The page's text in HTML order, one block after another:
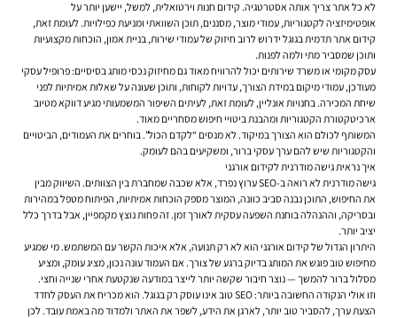
לא כל אתר צריך אותה אסטרטגיה. קידום חנות וירטואלית, למשל, יישען יותר על
אופטימיזציה לקטגוריות, עמודי מוצר, מסננים, תוכן השוואתי ומניעת כפילויות. לעומת זאת,
קידום אתר תדמית בגוגל ידרוש לרוב חיזוק של עמודי שירות, בניית אמון, הוכחות מקצועיות
ותוכן שמסביר מתי ולמה לפנות.
עסק מקומי או משרד שירותים יכול להרוויח מאוד גם מחיזוק נכסי מותג בסיסיים: פרופיל עסקי
מעודכן, עמודי מיקום במידת הצורך, עדויות לקוחות, ותוכן שעונה על שאלות אמיתיות לפני
שיחת המכירה. בחנויות אונליין, לעומת זאת, לעיתים השיפור המשמעותי מגיע דווקא מטיוב
ארכיטקטורת הקטגוריות ומהבנת ביטויי חיפוש מסחריים מאוד.
המשותף לכולם הוא הצורך במיקוד. לא מנסים “לקדם הכול”. בוחרים את העמודים, הביטויים
והקטגוריות שיש להם ערך עסקי ברור, ומשקיעים בהם לעומק.
איך נראית גישה מודרנית לקידום אורגני
גישה מודרנית לא רואה ב-SEO ערוץ נפרד, אלא שכבה שמחברת בין הצוותים. השיווק מבין
את החיפוש, התוכן נבנה סביב כוונה, המוצר מספק הוכחות אמיתיות, הפיתוח מטפל במהירות
ובסריקה, וההנהלה בוחנת השפעה עסקית לאורך זמן. זה פחות נוצץ מקמפיין, אבל בדרך כלל
יציב יותר.
היתרון הגדול של קידום אורגני הוא לא רק תנועה, אלא איכות הקשר עם המשתמש. מי שמגיע
מחיפוש טוב פוגש את המותג בדיוק ברגע של צורך. אם העמוד עונה נכון, מציג עומק, ומציע
מסלול ברור להמשך — נוצר חיבור שקשה יותר לייצר במודעה שנקטעת אחרי שנייה וחצי.
וזו אולי הנקודה החשובה ביותר: SEO טוב אינו עוסק רק בגוגל. הוא מכריח את העסק לחדד
הצעת ערך, להסביר טוב יותר, לארגן את הידע, לשפר את האתר ולמדוד מה באמת עובד. לכן